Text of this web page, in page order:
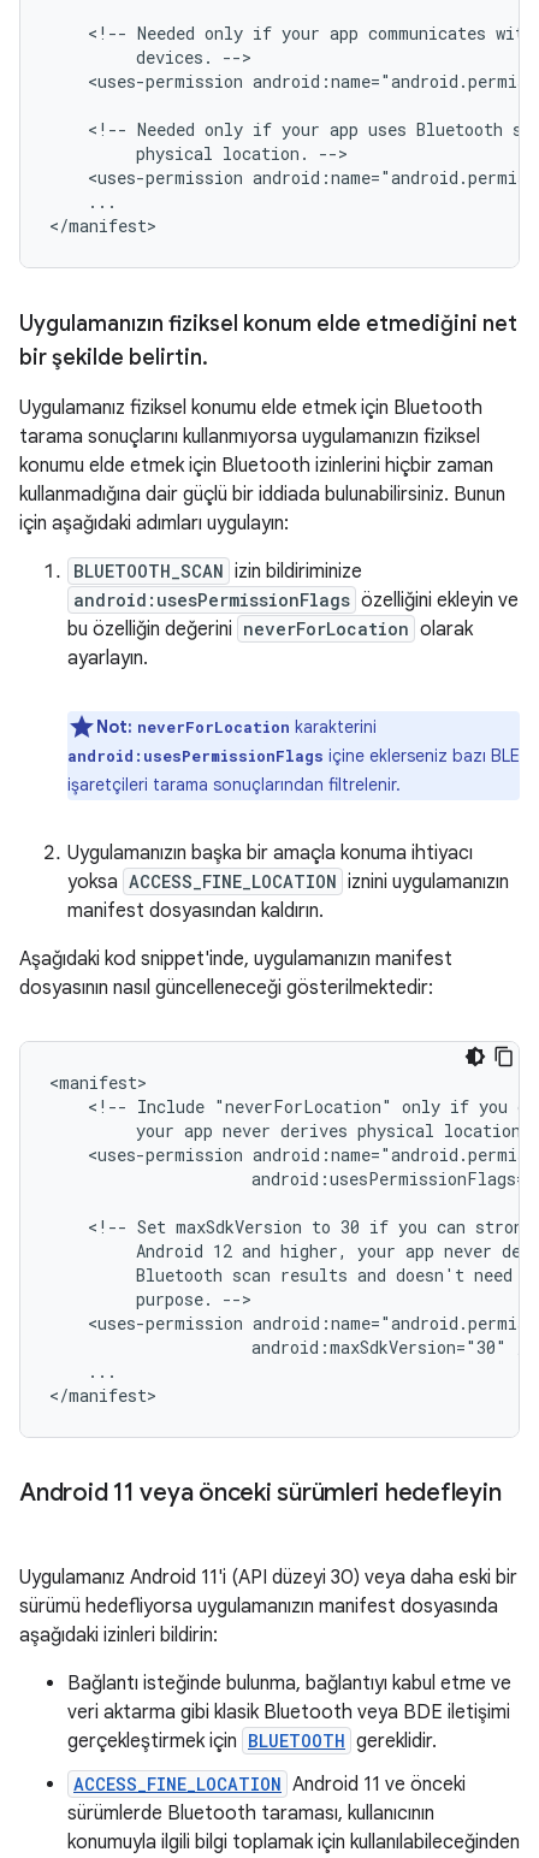
<!-- Needed only if your app communicates with
devices.
<uses-permission
<!-- Needed only if your app uses Bluetooth
physical location.
<uses-permission
...
Uygulamanızın fiziksel konum elde etmediğini net
bir şekilde belirtin.
Uygulamanız fiziksel konumu elde etmek için Bluetooth
tarama sonuçlarını kullanmıyorsa uygulamanızın fiziksel
konumu elde etmek için Bluetooth izinlerini hiçbir zaman
kullanmadığına dair güçlü bir iddiada bulunabilirsiniz. Bunun
için aşağıdaki adımları uygulayın:
BLUETOOTH_SCAN izin bildiriminize
android:usesPermissionFlags özelliğini ekleyin ve
bu özelliğin değerini neverForLocation olarak
ayarlayın.
Not: neverForLocation karakterini
android:usesPermissionFlags içine eklerseniz bazı BLE
işaretçileri tarama sonuçlarından filtrelenir.
Uygulamanızın başka bir amaçla konuma ihtiyacı
yoksa ACCESS_FINE_LOCATION iznini uygulamanızın
manifest dosyasından kaldırın.
Aşağıdaki kod snippet'inde, uygulamanızın manifest
dosyasının nasıl güncelleneceği gösterilmektedir:
<!-- Include "neverForLocation" only if you
your app never derives physical location
<uses-permission
<!-- Set maxSdkVersion to 30 if you can
Android 12 and higher, your app never
Bluetooth scan results and doesn't need
purpose.
<uses-permission
android:maxSdkVersion="30"
...
Android 11 veya önceki sürümleri hedefleyin
Uygulamanız Android 11'i (API düzeyi 30) veya daha eski bir
sürümü hedefliyorsa uygulamanızın manifest dosyasında
aşağıdaki izinleri bildirin:
Bağlantı isteğinde bulunma, bağlantıyı kabul etme ve
veri aktarma gibi klasik Bluetooth veya BDE iletişimi
gerçekleştirmek için BLUETOOTH gereklidir.
ACCESS_FINE_LOCATION Android 11 ve önceki
sürümlerde Bluetooth taraması, kullanıcının
konumuyla ilgili bilgi toplamak için kullanılabileceğinden